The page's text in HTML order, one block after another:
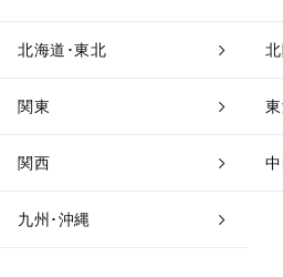
北海道･東北
関東
関西
九州･沖縄